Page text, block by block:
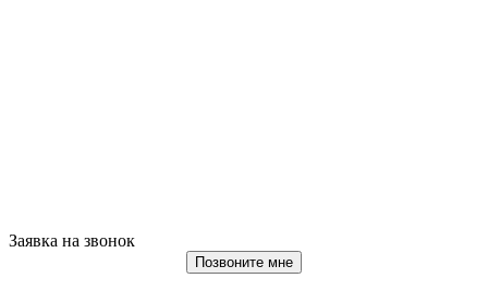
Заявка на звонок
Позвоните мне